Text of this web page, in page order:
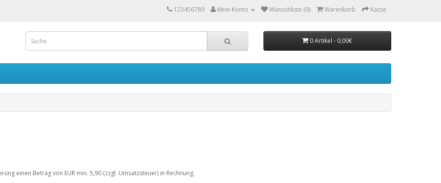
123456789 Mein Konto Wunschliste (0) Warenkorb Kasse
0 Artikel - 0,00€
einen Betrag von EUR min. 5,90 (zzgl. Umsatzsteuer) in Rechnung.